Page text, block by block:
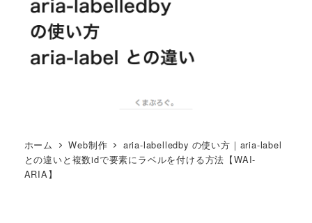
ホーム Web制作
aria-labelledby の使い方｜aria-label
との違いと複数idで要素にラベルを付ける方法【WAI-
ARIA】